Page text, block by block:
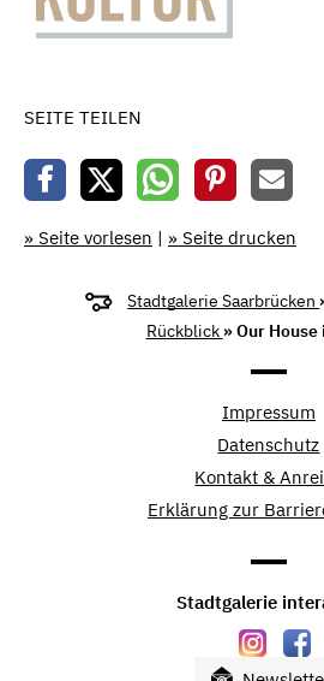
SEITE TEILEN
» Seite vorlesen | » Seite drucken
Stadtgalerie Saarbrücken
Rückblick » Our House
Impressum
Datenschutz
Kontakt &
Erklärung zur
Stadtgalerie